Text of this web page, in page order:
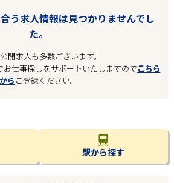
う求人情報は見つかりませんでし
た。
開求人も多数ございます。
お仕事探しをサポートいたしますのでこちら
から ご登録ください。
駅から探す